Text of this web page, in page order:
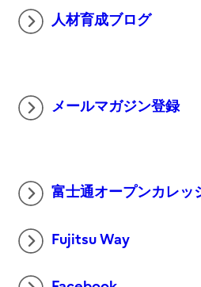
人材育成ブログ
メールマガジン登録
富士通オープンカレッ
Fujitsu Way